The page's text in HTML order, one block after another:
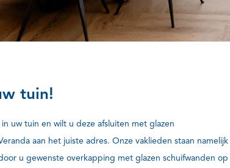
tuin!
uw tuin en wilt u deze afsluiten met glazen
aan het juiste adres. Onze vaklieden staan namelijk
u gewenste overkapping met glazen schuifwanden op